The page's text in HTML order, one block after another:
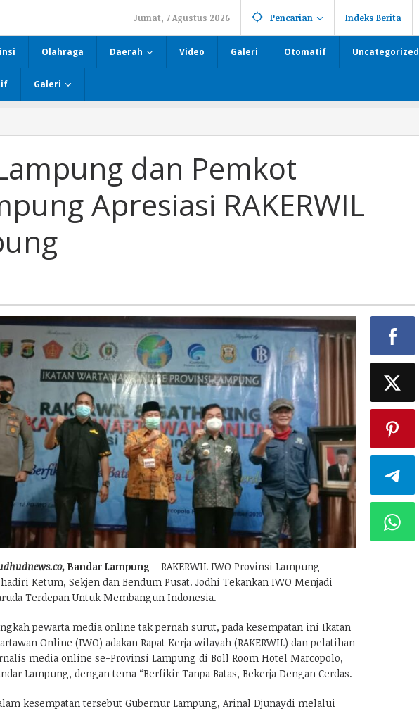
Jumat, 7 Agustus 2026 Pencarian Indeks Berita
Olahraga Daerah Video Galeri Otomatif Uncategorized
Galeri
dan Pemkot
Apresiasi RAKERWIL
Bandar Lampung – RAKERWIL IWO Provinsi Lampung
Ketum, Sekjen dan Bendum Pusat. Jodhi Tekankan IWO Menjadi
Terdepan Untuk Membangun Indonesia.
pewarta media online tak pernah surut, pada kesempatan ini Ikatan
Online (IWO) adakan Rapat Kerja wilayah (RAKERWIL) dan pelatihan
media online se-Provinsi Lampung di Boll Room Hotel Marcopolo,
Lampung, dengan tema “Berfikir Tanpa Batas, Bekerja Dengan Cerdas.
kesempatan tersebut Gubernur Lampung, Arinal Djunaydi melalui